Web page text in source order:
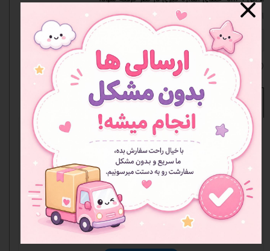
انتخاب طرح یا مدل
صورتی
افزودن به علاقه مندی ها
نظرات
هنوز نظری ثبت نشده
اولین نفری باشید که نظر می‌دهید